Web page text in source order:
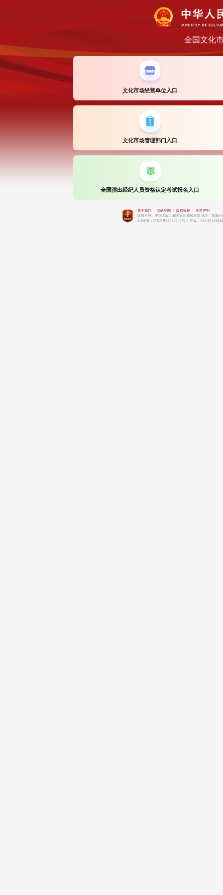
全国文化
文化市场经营单位入口
文化市场管理部门入口
全国演出经纪人员资格认定考试报名入口
关于我们 | 网站地图 | 版权保护 |
免责声明
版权所有：中华人民共和国文化和旅游部 地址：东城
ICP备案：京ICP备18030242号-1 电话：010-